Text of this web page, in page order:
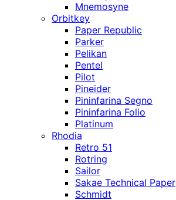
Mnemosyne
Orbitkey
Paper Republic
Parker
Pelikan
Pentel
Pilot
Pineider
Pininfarina Segno
Pininfarina Folio
Platinum
Rhodia
Retro 51
Rotring
Sailor
Sakae Technical Paper
Schmidt